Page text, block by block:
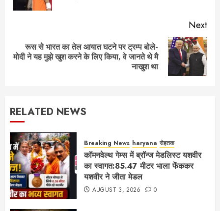
Next
Next
रूस से भारत का तेल आयात घटने पर ट्रम्प बोले-
मोदी ने यह मुझे खुश करने के लिए किया, वे जानते थे मै
नाखुश था
RELATED NEWS
Breaking News haryana रोहतक
कॉमनवेल्थ गेम्स में ब्रॉन्ज मेडलिस्ट यशवीर
का स्वागत:85.47 मीटर भाला फेंककर
यशवीर ने जीता मेडल
AUGUST 3, 2026 0